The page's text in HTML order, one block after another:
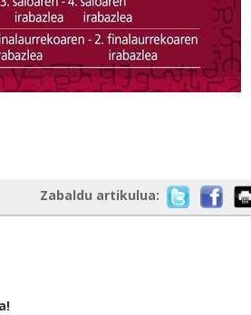
Zabaldu artikulua: